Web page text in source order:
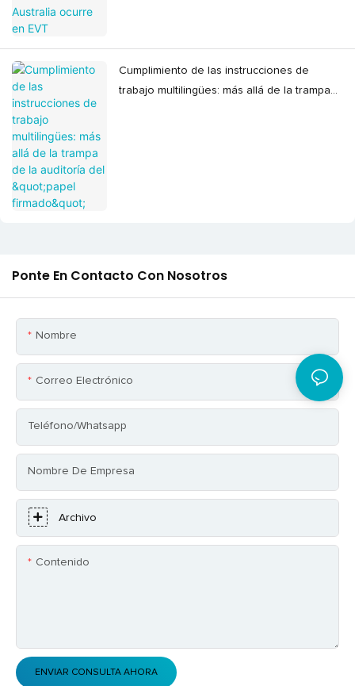
Cumplimiento de las instrucciones de
trabajo multilingües: más allá de la trampa
Ponte En Contacto Con Nosotros
Nombre
Correo Electrónico
Teléfono/whatsapp
Nombre De Empresa
Archivo
Contenido
ENVIAR CONSULTA AHORA